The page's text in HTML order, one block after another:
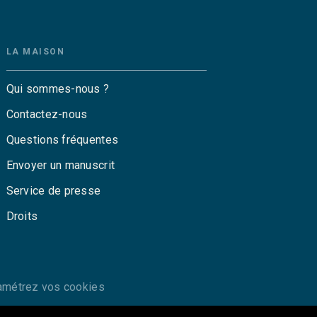
LA MAISON
Qui sommes-nous ?
Contactez-nous
Questions fréquentes
Envoyer un manuscrit
Service de presse
Droits
vos cookies